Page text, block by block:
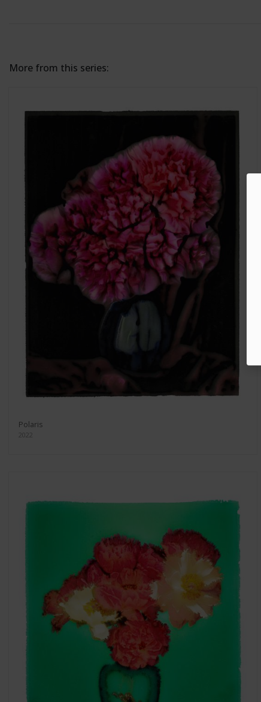
More from this series:
Polaris
2022